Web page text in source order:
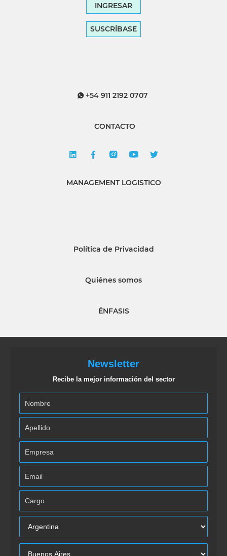
INGRESAR
SUSCRÍBASE
+54 911 2192 0707
CONTACTO
MANAGEMENT LOGISTICO
Política de Privacidad
Quiénes somos
ÉNFASIS
Newsletter
Recibe la mejor información del sector